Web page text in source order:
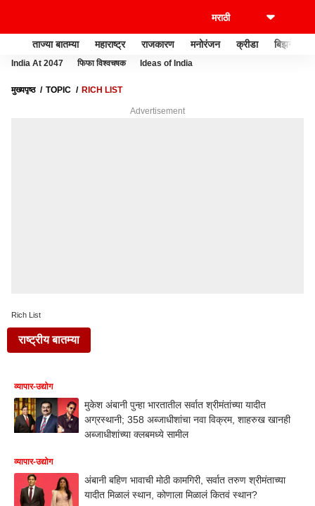
ताज्या बातम्या महाराष्ट्र राजकारण मनोरंजन क्रीडा बिझनेस
India At 2047 फिफा विश्वचषक Ideas of India
मुख्यपृष्ठ TOPIC RICH LIST
Advertisement
Rich List
राष्ट्रीय बातम्या
व्यापार-उद्योग
मुकेश अंबानी पुन्हा भारतातील सर्वात श्रीमंतांच्या यादीत
अग्रस्थानी; 358 अब्जाधीशांचा नवा विक्रम, शाहरुख खानही
अब्जाधीशांच्या क्लबमध्ये सामील
व्यापार-उद्योग
अंबानी बहिण भावाची मोठी कामगिरी, सर्वात तरुण श्रीमंताच्या
यादीत मिळालं स्थान, कोणाला मिळालं कितवं स्थान?